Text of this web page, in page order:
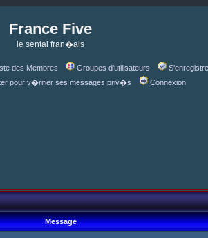
France Five
le sentai fran�ais
des Membres Groupes d'utilisateurs
pour v�rifier ses messages priv�s Connexion
Message